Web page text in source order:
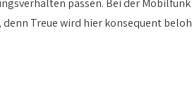
passen. Bei der
Treue wird hier konsequent